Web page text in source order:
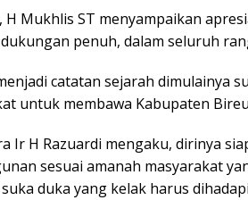
H Mukhlis ST menyampaikan
penuh, dalam seluruh
catatan sejarah dimulainya
untuk membawa Kabupaten
Ir H Razuardi mengaku, dirinya
sesuai amanah masyarakat
duka yang kelak harus